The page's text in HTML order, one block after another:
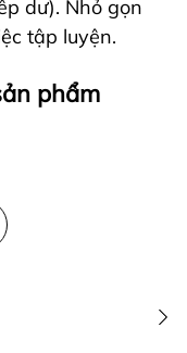
dư). Nhỏ gọn
tập luyện.
phẩm